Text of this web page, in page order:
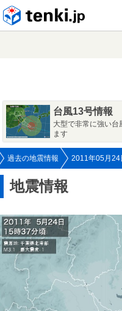
台風13号情報
大型で非常に強い
ます
過去の地震情報 2011年05月24
地震情報